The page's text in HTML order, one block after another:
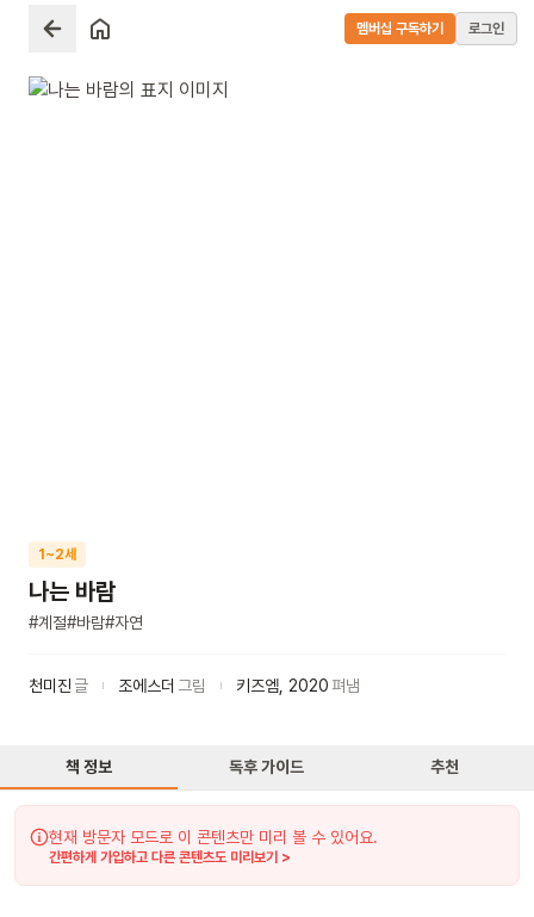
멤버십 구독하기 로그인
1~2세
나는 바람
#계절#바람#자연
천미진 글 조에스더 그림 키즈엠 2020펴냄
책 정보 독후 가이드 추천
현재 방문자 모드로 이 콘텐츠만 미리 볼 수 있어요.
간편하게 가입하고 다른 콘텐츠도 미리보기 >